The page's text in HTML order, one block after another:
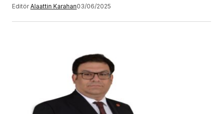
Editör Alaattin Karahan03/06/2025